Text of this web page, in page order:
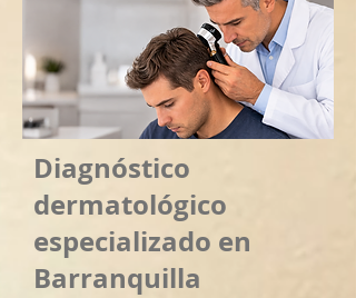
Diagnóstico
dermatológico
especializado en
Barranquilla